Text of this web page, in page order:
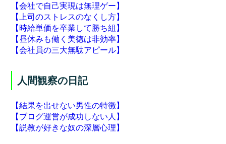
【会社で自己実現は無理ゲー】
【上司のストレスのなくし方】
【時給単価を卒業して勝ち組】
【昼休みも働く美徳は非効率】
【会社員の三大無駄アピール】
人間観察の日記
【結果を出せない男性の特徴】
【ブログ運営が成功しない人】
【説教が好きな奴の深層心理】